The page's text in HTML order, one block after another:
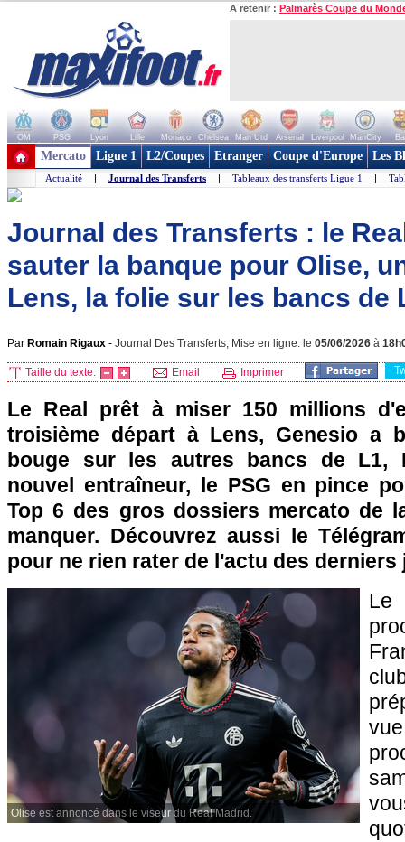
A retenir : Palmarès Coupe du
OM PSG Lyon Lille Monaco Chelsea Man Utd Arsenal Liverpool ManCity
+ de clubs
Mercato Ligue 1 L2/Coupes Etranger Coupe d'Europe Les
Actualité | Journal des Transferts | Tableaux des transferts Ligue 1 |
Journal des Transferts : le
sauter la banque pour Olise,
Lens, la folie sur les bancs de
Par Romain Rigaux - Journal Des Transferts, Mise en ligne: le 05/06/2026 à
Taille du texte: Email Imprimer
Le Real prêt à miser 150 millions
troisième départ à Lens, Genesio a
bouge sur les autres bancs de L1,
nouvel entraîneur, le PSG en pince
Top 6 des gros dossiers mercato de
manquer. Découvrez aussi le
pour ne rien rater de l'actu des derniers
Olise est annoncé dans le viseur du Real Madrid.
Le